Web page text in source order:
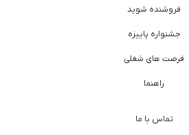
فروشنده شوید
جشنواره پاییزه
فرصت های شغلی
راهنما
تماس با ما